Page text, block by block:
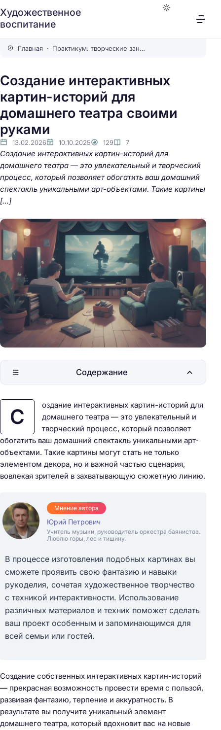
Художественное
воспитание
Главная Практикум: творческие занятия
Создание интерактивных
картин-историй для
домашнего театра своими
руками
13.02.2026 10.10.2025 129 7
Создание интерактивных картин-историй для
домашнего театра — это увлекательный и творческий
процесс, который позволяет обогатить ваш домашний
спектакль уникальными арт-объектами. Такие картины
[…]
С
оздание интерактивных картин-историй для
домашнего театра — это увлекательный и
творческий процесс, который позволяет
обогатить ваш домашний спектакль уникальными арт-
объектами. Такие картины могут стать не только
элементом декора, но и важной частью сценария,
вовлекая зрителей в захватывающую сюжетную линию.
Мнение автора
Юрий Петрович
Учитель музыки, руководитель оркестра баянистов.
Люблю горы, лес и тишину.
В процессе изготовления подобных картинах вы
сможете проявить свою фантазию и навыки
рукоделия, сочетая художественное творчество
с техникой интерактивности. Использование
различных материалов и техник поможет сделать
ваш проект особенным и запоминающимся для
всей семьи или гостей.
Создание собственных интерактивных картин-историй
— прекрасная возможность провести время с пользой,
развивая фантазию, терпение и аккуратность. В
результате вы получите уникальный элемент
домашнего театра, который вдохновит вас на новые
Содержание